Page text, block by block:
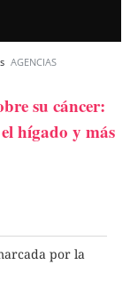
AGENCIAS
su cáncer:
hígado y más
por la